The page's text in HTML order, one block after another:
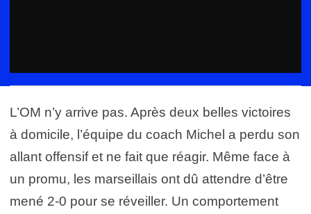
L’OM n’y arrive pas. Après deux belles victoires
à domicile, l’équipe du coach Michel a perdu son
allant offensif et ne fait que réagir. Même face à
un promu, les marseillais ont dû attendre d’être
mené 2-0 pour se réveiller. Un comportement